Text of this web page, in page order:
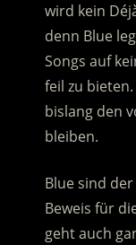
wird kein
denn Blue
Songs auf
feil zu
bislang den
bleiben.
Blue sind
Beweis für
geht auch